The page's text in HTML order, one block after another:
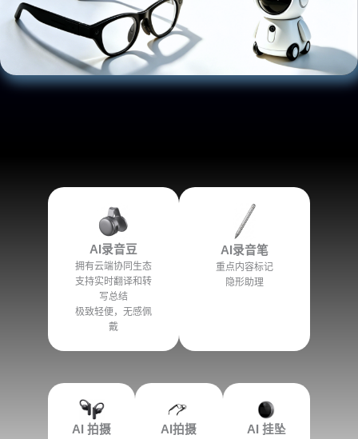
AI录音豆
拥有云端协同生态
支持实时翻译和转
写总结
极致轻便，无感佩
戴
AI录音笔
重点内容标记
隐形助理
AI 拍摄
AI拍摄
AI 挂坠